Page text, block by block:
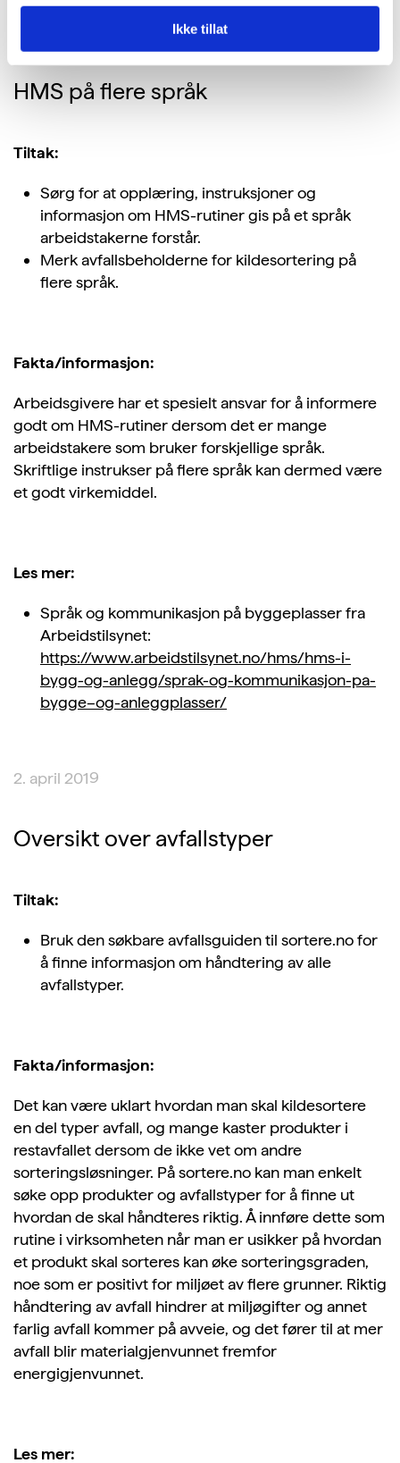
Ikke tillat
HMS på flere språk
Tiltak:
Sørg for at opplæring, instruksjoner og
informasjon om HMS-rutiner gis på et språk
arbeidstakerne forstår.
Merk avfallsbeholderne for kildesortering på
flere språk.
Fakta/informasjon:
Arbeidsgivere har et spesielt ansvar for å informere
godt om HMS-rutiner dersom det er mange
arbeidstakere som bruker forskjellige språk.
Skriftlige instrukser på flere språk kan dermed være
et godt virkemiddel.
Les mer:
Språk og kommunikasjon på byggeplasser fra
Arbeidstilsynet:
https://www.arbeidstilsynet.no/hms/hms-i-
bygg-og-anlegg/sprak-og-kommunikasjon-pa-
bygge–og-anleggplasser/
2. april 2019
Oversikt over avfallstyper
Tiltak:
Bruk den søkbare avfallsguiden til sortere.no for
å finne informasjon om håndtering av alle
avfallstyper.
Fakta/informasjon:
Det kan være uklart hvordan man skal kildesortere
en del typer avfall, og mange kaster produkter i
restavfallet dersom de ikke vet om andre
sorteringsløsninger. På sortere.no kan man enkelt
søke opp produkter og avfallstyper for å finne ut
hvordan de skal håndteres riktig. Å innføre dette som
rutine i virksomheten når man er usikker på hvordan
et produkt skal sorteres kan øke sorteringsgraden,
noe som er positivt for miljøet av flere grunner. Riktig
håndtering av avfall hindrer at miljøgifter og annet
farlig avfall kommer på avveie, og det fører til at mer
avfall blir materialgjenvunnet fremfor
energigjenvunnet.
Les mer: